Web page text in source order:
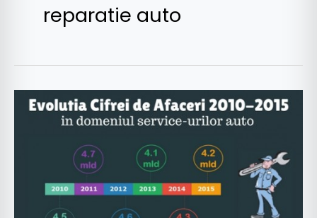
reparatie auto
Cum
service-